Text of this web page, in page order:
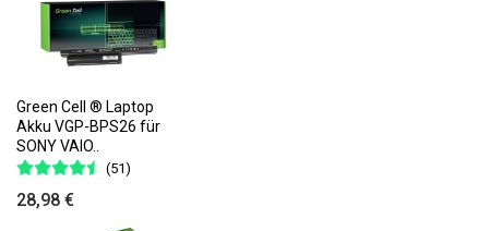
Green Cell ® Laptop
Akku VGP-BPS26 für
SONY VAIO..
(51)
28,98 €